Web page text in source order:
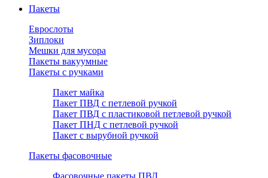
Пакеты
Еврослоты
Зиплоки
Мешки для мусора
Пакеты вакуумные
Пакеты с ручками
Пакет майка
Пакет ПВД с петлевой ручкой
Пакет ПВД с пластиковой петлевой ручкой
Пакет ПНД с петлевой ручкой
Пакет с вырубной ручкой
Пакеты фасовочные
Фасовочные пакеты ПВД